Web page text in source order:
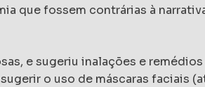
que fossem contrárias à
e sugeriu inalações e remédios
o uso de máscaras faciais